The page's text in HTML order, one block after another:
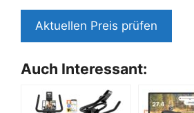
Aktuellen Preis prüfen
Auch Interessant: